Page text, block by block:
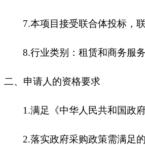
7.本项目接受联合体投标，
8.行业类别：租赁和商务服
二、申请人的资格要求
1.满足《中华人民共和国政
2.落实政府采购政策需满足